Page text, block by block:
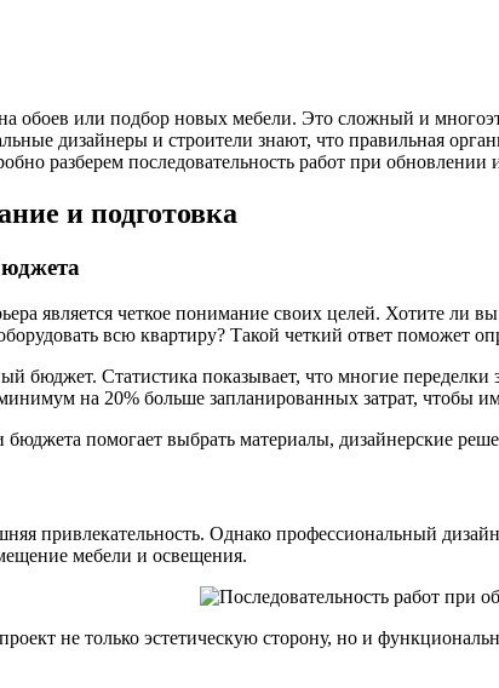
обоев или подбор новых мебели. Это сложный и
дизайнеры и строители знают, что правильная
разберем последовательность работ при
и подготовка
является четкое понимание своих целей. Хотите ли
всю квартиру? Такой четкий ответ поможет
бюджет. Статистика показывает, что многие
на 20% больше запланированных затрат, чтобы
бюджета помогает выбрать материалы, дизайнерские
привлекательность. Однако профессиональный
мебели и освещения.
не только эстетическую сторону, но и